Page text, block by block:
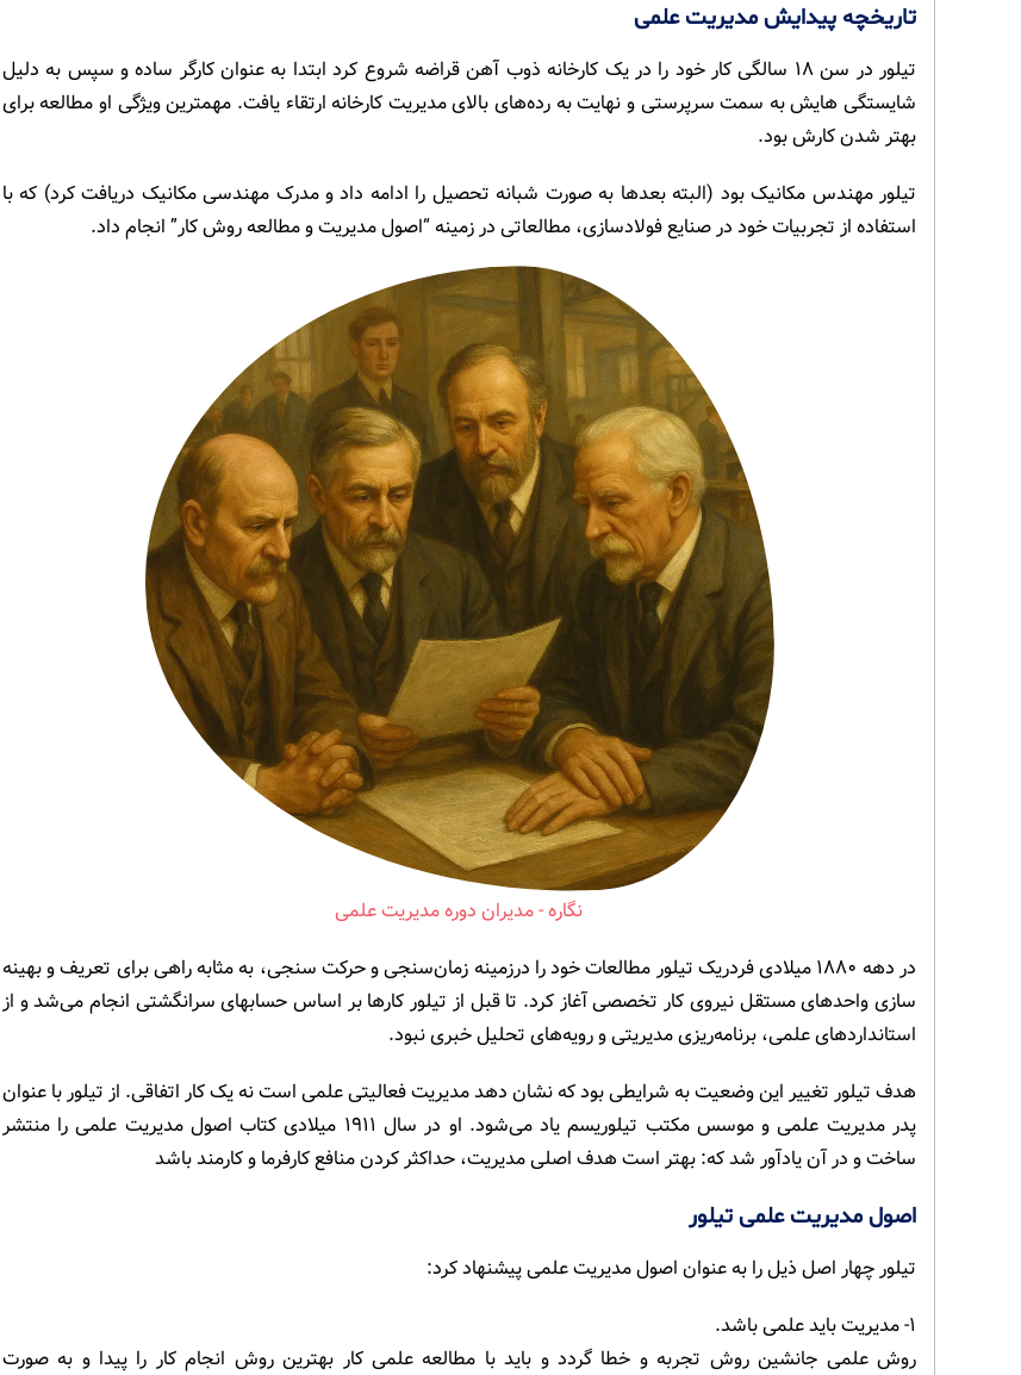
تاریخچه پیدایش مدیریت علمی
تیلور در سن ۱۸ سالگی کار خود را در یک کارخانه ذوب آهن قراضه شروع کرد ابتدا به عنوان کارگر ساده و سپس به دلیل
شایستگی هایش به سمت سرپرستی و نهایت به رده‌های بالای مدیریت کارخانه ارتقاء یافت. مهمترین ویژگی او مطالعه برای
بهتر شدن کارش بود.
تیلور مهندس مکانیک بود (البته بعدها به صورت شبانه تحصیل را ادامه داد و مدرک مهندسی مکانیک دریافت کرد) که با
استفاده از تجربیات خود در صنایع فولادسازی، مطالعاتی در زمینه “اصول مدیریت و مطالعه روش کار” انجام داد.
مدیران دوره مدیریت علمی
در دهه ۱۸۸۰ میلادی فردریک تیلور مطالعات خود را درزمینه زمان‌سنجی و حرکت سنجی، به مثابه راهی برای تعریف و بهینه
سازی واحدهای مستقل نیروی کار تخصصی آغاز کرد. تا قبل از تیلور کارها بر اساس حسابهای سرانگشتی انجام می‌شد و از
استانداردهای علمی، برنامه‌ریزی مدیریتی و رویه‌های تحلیل خبری نبود.
هدف تیلور تغییر این وضعیت به شرایطی بود که نشان دهد مدیریت فعالیتی علمی است نه یک کار اتفاقی. از تیلور با عنوان
پدر مدیریت علمی و موسس مکتب تیلوریسم یاد می‌شود. او در سال ۱۹۱۱ میلادی کتاب اصول مدیریت علمی را منتشر
ساخت و در آن یادآور شد که: بهتر است هدف اصلی مدیریت، حداکثر کردن منافع کارفرما و کارمند باشد
اصول مدیریت علمی تیلور
تیلور چهار اصل ذیل را به عنوان اصول مدیریت علمی پیشنهاد کرد:
۱- مدیریت باید علمی باشد.
روش علمی جانشین روش تجربه و خطا گردد و باید با مطالعه علمی کار بهترین روش انجام کار را پیدا و به صورت